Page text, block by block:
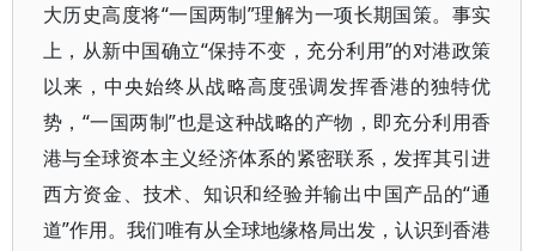
大历史高度将“一国两制”理解为一项长期国策。事实
上，从新中国确立“保持不变，充分利用”的对港政策
以来，中央始终从战略高度强调发挥香港的独特优
势，“一国两制”也是这种战略的产物，即充分利用香
港与全球资本主义经济体系的紧密联系，发挥其引进
西方资金、技术、知识和经验并输出中国产品的“通
道”作用。我们唯有从全球地缘格局出发，认识到香港